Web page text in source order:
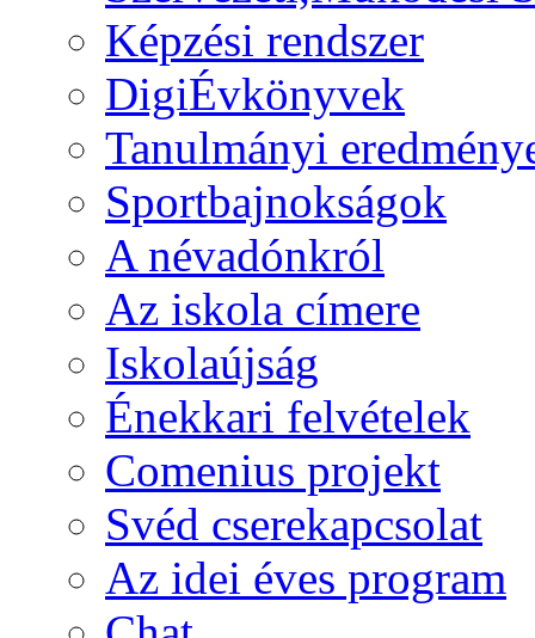
Képzési rendszer
DigiÉvkönyvek
Tanulmányi
Sportbajnokságok
A névadónkról
Az iskola címere
Iskolaújság
Énekkari felvételek
Comenius projekt
Svéd cserekapcsolat
Az idei éves program